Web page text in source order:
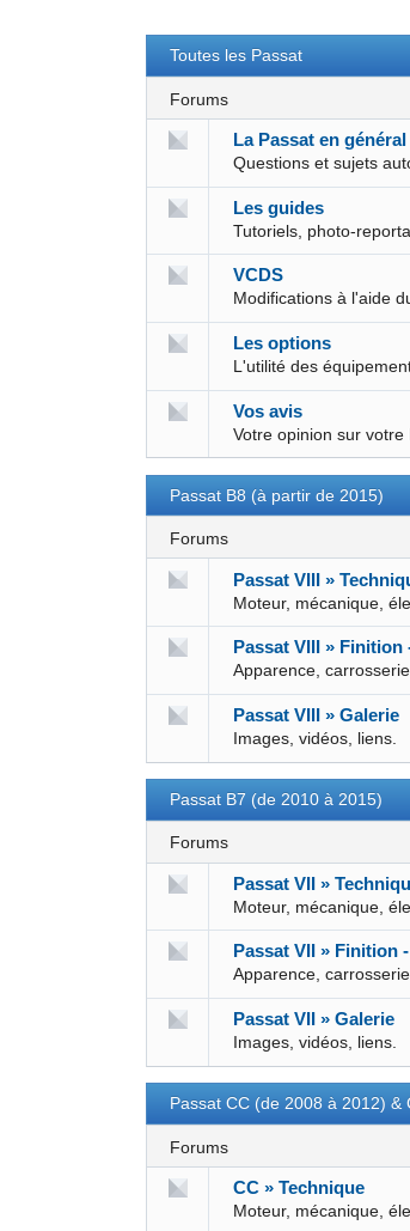
Toutes les Passat
Forums
La Passat en général
Questions et sujets
Les guides
Tutoriels, photo-
VCDS
Modifications à l'aide
Les options
L'utilité des
Vos avis
Votre opinion sur votre
Passat B8 (à partir de 2015)
Forums
Passat VIII »
Moteur, mécanique,
Passat VIII » Finition
Apparence,
Passat VIII » Galerie
Images, vidéos, liens.
Passat B7 (de 2010 à 2015)
Forums
Passat VII »
Moteur, mécanique,
Passat VII » Finition
Apparence,
Passat VII » Galerie
Images, vidéos, liens.
Passat CC (de 2008 à 2012) &
Forums
CC » Technique
Moteur, mécanique,